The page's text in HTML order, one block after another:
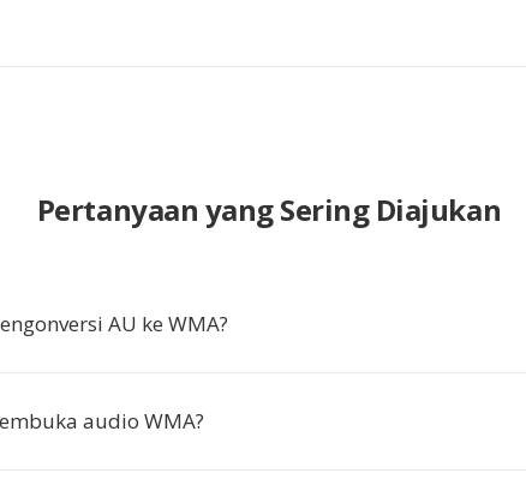
Pertanyaan yang Sering Diajukan
AU ke WMA?
audio WMA?